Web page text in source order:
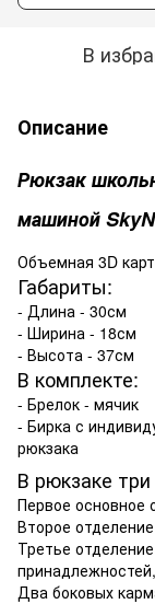
В
Описание
Рюкзак
машиной
Объемная 3D
Габариты:
- Длина - 30см
- Ширина - 18см
- Высота - 37см
В комплекте:
- Брелок - мячик
- Бирка с
рюкзака
В рюкзаке
Первое основное
Второе
Третье
Два боковых